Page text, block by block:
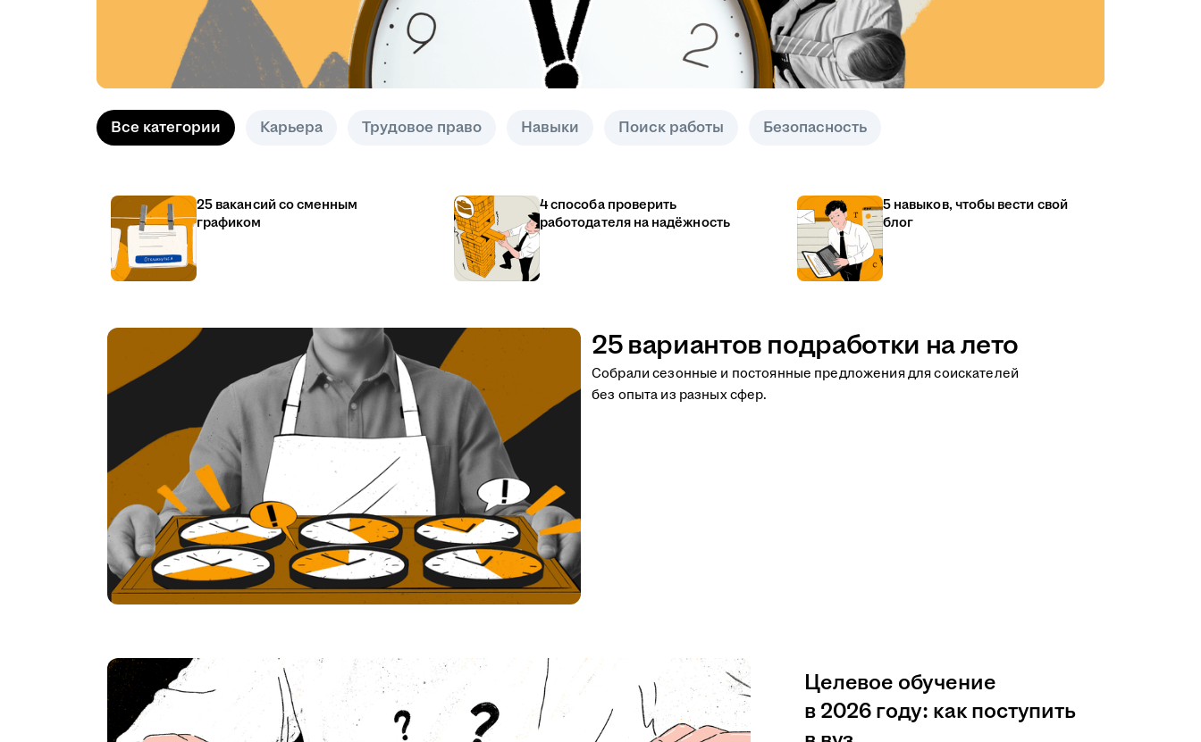
Все категории Карьера Трудовое право Навыки Поиск работы Безопасность
25 вакансий со сменным
графиком
4 способа проверить
работодателя на надёжность
5 навыков, чтобы вести свой
блог
25 вариантов подработки на лето
Собрали сезонные и постоянные предложения для соискателей
без опыта из разных сфер.
Целевое обучение
в 2026 году: как поступить